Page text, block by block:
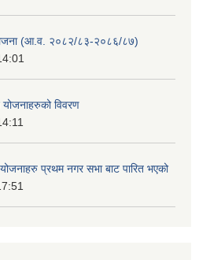
(आ.व. २०८२/८३-२०८६/८७)
विवरण
प्रथम नगर सभा बाट पारित भएको